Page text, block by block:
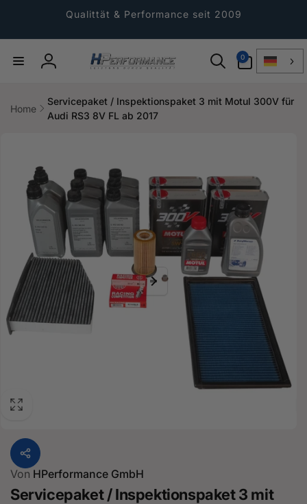
Qualittät & Performance seit 2009
Einloggen
0
Artikel
Home
Servicepaket / Inspektionspaket 3 mit Motul 300V für
Audi RS3 8V FL ab 2017
Von HPerformance GmbH
Servicepaket / Inspektionspaket 3 mit